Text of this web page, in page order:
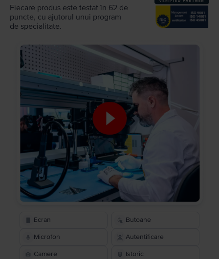
Fiecare produs este testat în 62 de
puncte, cu ajutorul unui program
de specialitate.
Ecran Butoane
Microfon Autentificare
Camere Istoric